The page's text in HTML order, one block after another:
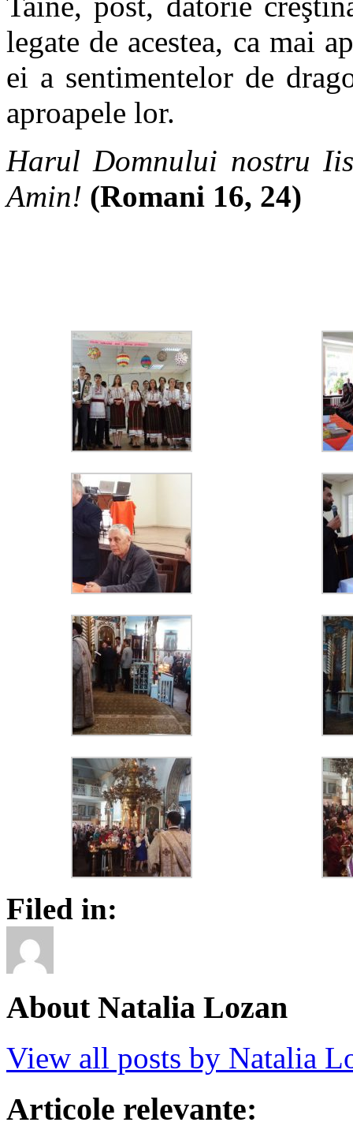
legate de acestea, ca mai
ei a sentimentelor de
aproapele lor.
Harul Domnului nostru
Amin! (Romani 16, 24)
Filed in:
About Natalia Lozan
View all posts by Natalia
Articole relevante: